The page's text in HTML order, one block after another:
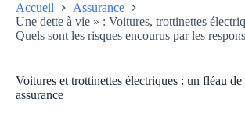
Accueil
Assurance
Une dette à vie » : Voitures, trottinettes
Quels sont les risques encourus par les
Voitures et trottinettes électriques : un fléau
assurance